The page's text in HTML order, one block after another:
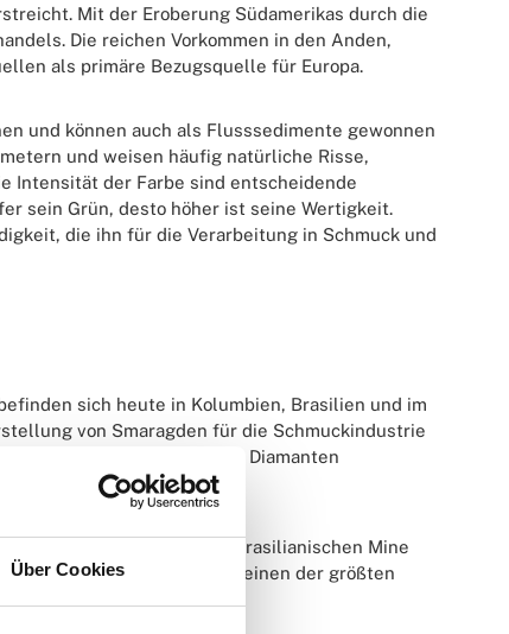
Über Cookies
Mit der Eroberung Südamerikas durch die
Die reichen Vorkommen in den Anden,
als primäre Bezugsquelle für Europa.
und können auch als Flusssedimente gewonnen
und weisen häufig natürliche Risse,
Intensität der Farbe sind entscheidende
sein Grün, desto höher ist seine Wertigkeit.
die ihn für die Verarbeitung in Schmuck und
sich heute in Kolumbien, Brasilien und im
von Smaragden für die Schmuckindustrie
kann preislich mit einem Diamanten
Smaragd, der in einer brasilianischen Mine
repräsentiert er einen der größten